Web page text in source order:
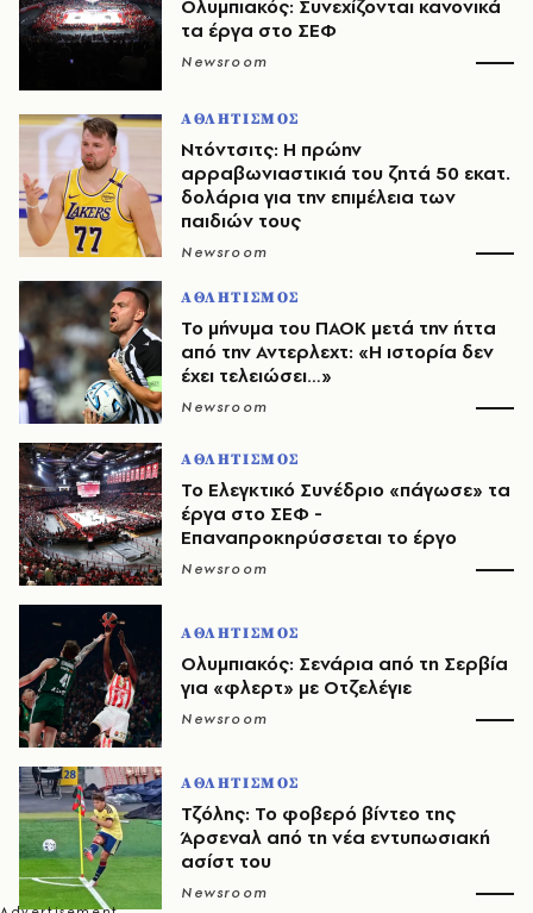
Ολυμπιακός: Συνεχίζονται κανονικά
τα έργα στο ΣΕΦ
Newsroom
ΑΘΛΗΤΙΣΜΟΣ
Ντόντσιτς: Η πρώην
αρραβωνιαστικιά του ζητά 50 εκατ.
δολάρια για την επιμέλεια των
παιδιών τους
Newsroom
ΑΘΛΗΤΙΣΜΟΣ
Το μήνυμα του ΠΑΟΚ μετά την ήττα
από την Αντερλεχτ: «Η ιστορία δεν
έχει τελειώσει…»
Newsroom
ΑΘΛΗΤΙΣΜΟΣ
Το Ελεγκτικό Συνέδριο «πάγωσε» τα
έργα στο ΣΕΦ -
Επαναπροκηρύσσεται το έργο
Newsroom
ΑΘΛΗΤΙΣΜΟΣ
Ολυμπιακός: Σενάρια από τη Σερβία
για «φλερτ» με Οτζελέγιε
Newsroom
ΑΘΛΗΤΙΣΜΟΣ
Τζόλης: Το φοβερό βίντεο της
Άρσεναλ από τη νέα εντυπωσιακή
ασίστ του
Newsroom